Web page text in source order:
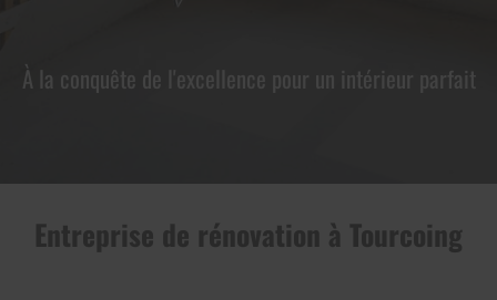
À la conquête de l'excellence pour un intérieur parfait
Entreprise de rénovation à Tourcoing